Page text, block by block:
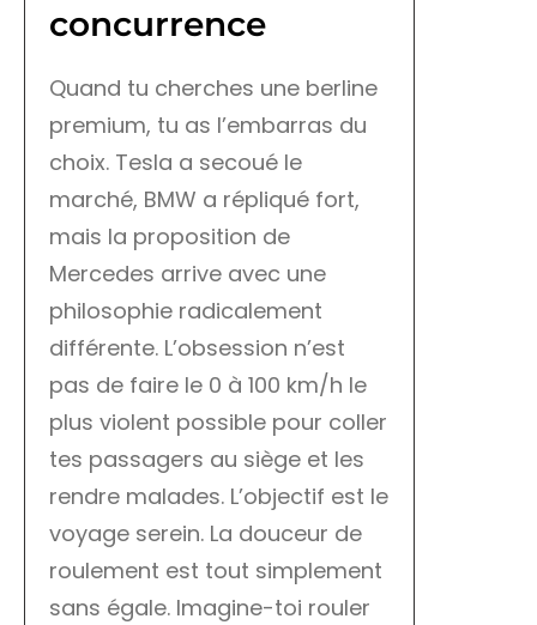
concurrence
Quand tu cherches une berline
premium, tu as l’embarras du
choix. Tesla a secoué le
marché, BMW a répliqué fort,
mais la proposition de
Mercedes arrive avec une
philosophie radicalement
différente. L’obsession n’est
pas de faire le 0 à 100 km/h le
plus violent possible pour coller
tes passagers au siège et les
rendre malades. L’objectif est le
voyage serein. La douceur de
roulement est tout simplement
sans égale. Imagine-toi rouler